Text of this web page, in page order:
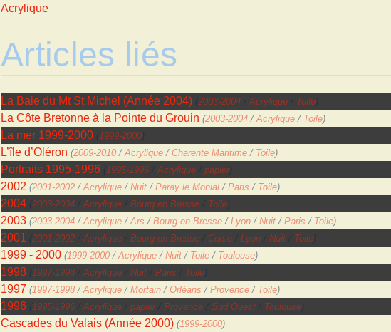
Acrylique
Articles liés
La Baie du Mt St Michel (Année 2004) (2003-2004 /Acrylique / Toile
La Côte Bretonne à la Pointe du Grouin (2003-2004 /Acrylique / Toile)
La mer 1999-2000 (1999-2000
L’île d’Oléron (2009-2010 /Acrylique / Charente Maritime / Toile)
Portraits 1995-1996 (1995-1996 /Acrylique / papier)
2002 (2001-2002 /Acrylique / Nuit / Paray le Monial / Paris / Toile)
2004 (2003-2004 /Acrylique / Bourg en Bresse / Toile
2003 (2003-2004 /Acrylique /Ars / Bourg en Bresse / Lyon / Nuit / Paris / Toile)
2001 (2001-2002 /Acrylique / Bourg en Bresse / Corse / Lyon / Nuit / Toile
1999 - 2000 (1999-2000 /Acrylique / Nuit / Toile / Toulouse)
1998 (1997-1998 /Acrylique / Nuit / Paris / Toile
1997 (1997-1998 /Acrylique / Mortain / Orléans / Provence / Toile)
1996 (1995-1996 /Acrylique / papier/ Provence / Sud Ouest / Toulouse
Cascades du Valais (Année 2000) (1999-2000)